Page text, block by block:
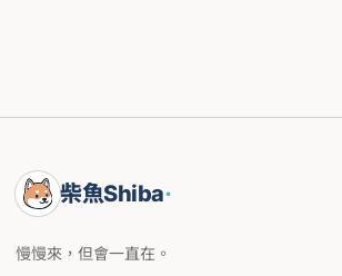
柴魚Shiba·
慢慢來，但會一直在。